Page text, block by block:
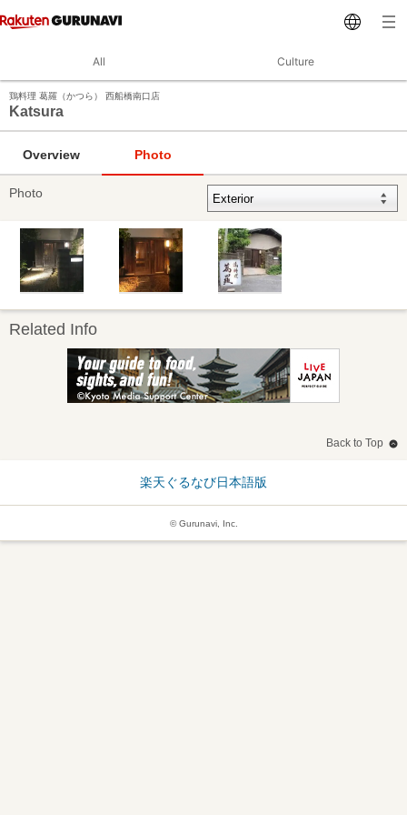
All Culture
鶏料理 葛羅（かつら） 西船橋南口店
Katsura
Overview Photo
Photo
Related Info
Back to Top
楽天ぐるなび日本語版
© Gurunavi, Inc.